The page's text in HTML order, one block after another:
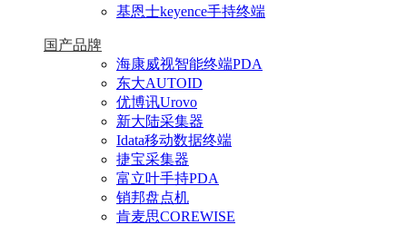
基恩士keyence手持终端
国产品牌
海康威视智能终端PDA
东大AUTOID
优博讯Urovo
新大陆采集器
Idata移动数据终端
捷宝采集器
富立叶手持PDA
销邦盘点机
肯麦思COREWISE